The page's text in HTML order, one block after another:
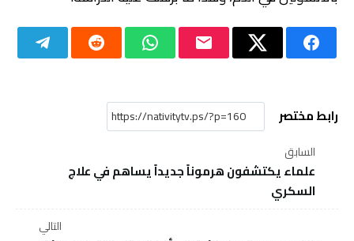
رابط مختصر
السابق
علماء يكتشفون هرموناً جديداً يساهم في علاج
السكري
التالي